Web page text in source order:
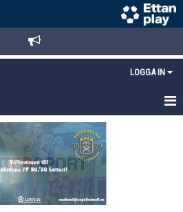
LOGGA IN